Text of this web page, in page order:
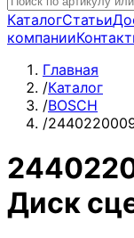
КаталогСтатьи
компании
Главная
/Каталог
/BOSCH
/
Диск